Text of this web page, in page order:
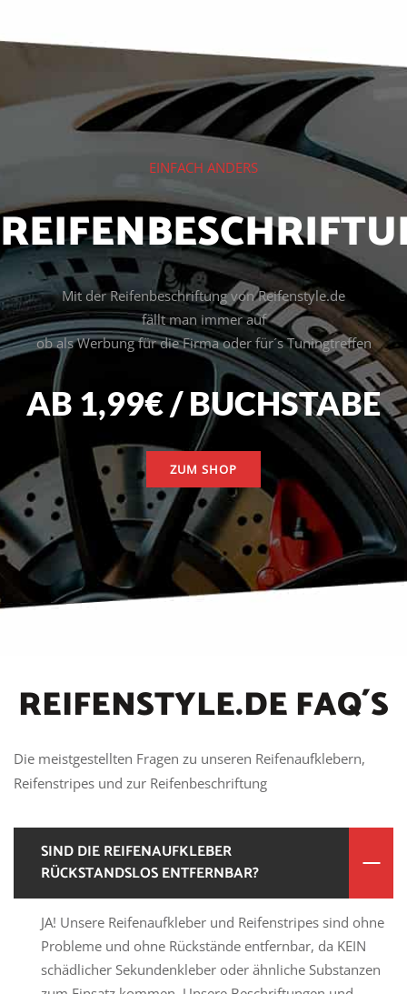
EINFACH ANDERS
Mit der Reifenbeschriftung von Reifenstyle.de
fällt man immer auf
ob als Werbung für die Firma oder für´s Tuningtreffen
AB 1,99€ / BUCHSTABE
ZUM SHOP
REIFENSTYLE.DE FAQ´S
Die meistgestellten Fragen zu unseren Reifenaufklebern,
Reifenstripes und zur Reifenbeschriftung
SIND DIE REIFENAUFKLEBER
RÜCKSTANDSLOS ENTFERNBAR?
JA! Unsere Reifenaufkleber und Reifenstripes sind ohne
Probleme und ohne Rückstände entfernbar, da KEIN
schädlicher Sekundenkleber oder ähnliche Substanzen